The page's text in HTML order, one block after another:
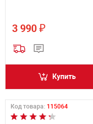
3 990 ₽
Купить
Код товара: 115064